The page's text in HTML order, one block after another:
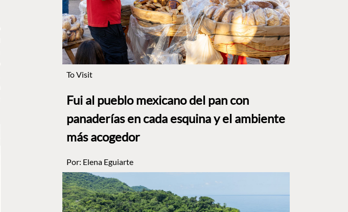
To Visit
Fui al pueblo mexicano del pan con
panaderías en cada esquina y el ambiente
más acogedor
Por: Elena Eguiarte